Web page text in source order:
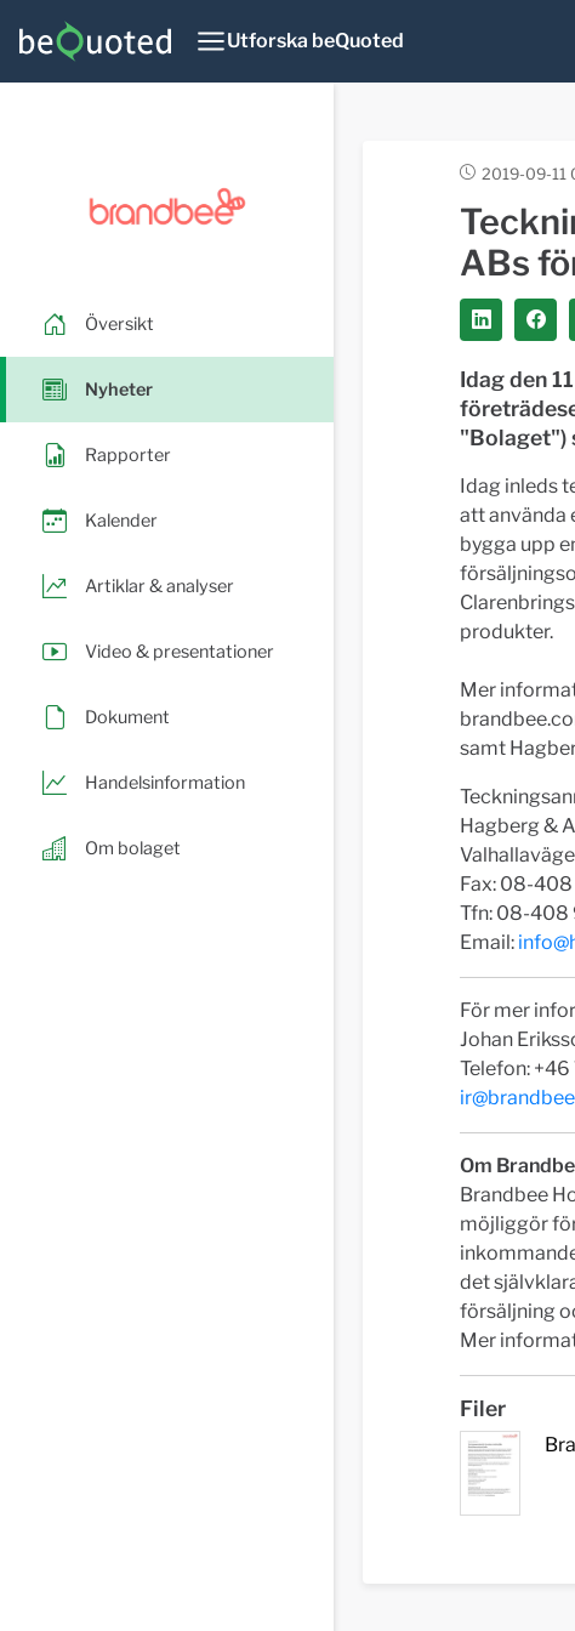
Utforska beQuoted
Översikt
Nyheter
Rapporter
Kalender
Artiklar & analyser
Video & presentationer
Dokument
Handelsinformation
Om bolaget
2019-09-11
ABs
Idag den
"Bolaget")
Idag inleds
att använda
bygga upp
produkter.
Mer
samt
Hagberg &
Fax: 08-
Tfn: 08-408
Email:
För mer
Johan
Telefon:
Om
Brandbee
möjliggör
det
försäljning
Mer
Filer